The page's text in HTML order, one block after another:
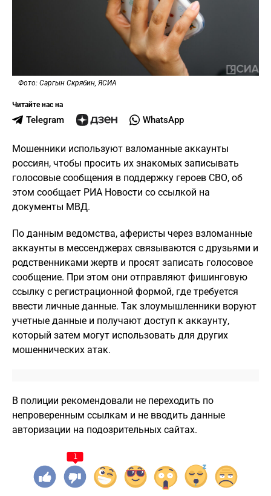
Фото: Саргын Скрябин, ЯСИА
Читайте нас на
Telegram WhatsApp
Мошенники используют взломанные аккаунты
россиян, чтобы просить их знакомых записывать
голосовые сообщения в поддержку героев СВО, об
этом сообщает РИА Новости со ссылкой на
документы МВД.
По данным ведомства, аферисты через взломанные
аккаунты в мессенджерах связываются с друзьями и
родственниками жертв и просят записать голосовое
сообщение. При этом они отправляют фишинговую
ссылку с регистрационной формой, где требуется
ввести личные данные. Так злоумышленники воруют
учетные данные и получают доступ к аккаунту,
который затем могут использовать для других
мошеннических атак.
В полиции рекомендовали не переходить по
непроверенным ссылкам и не вводить данные
авторизации на подозрительных сайтах.
1